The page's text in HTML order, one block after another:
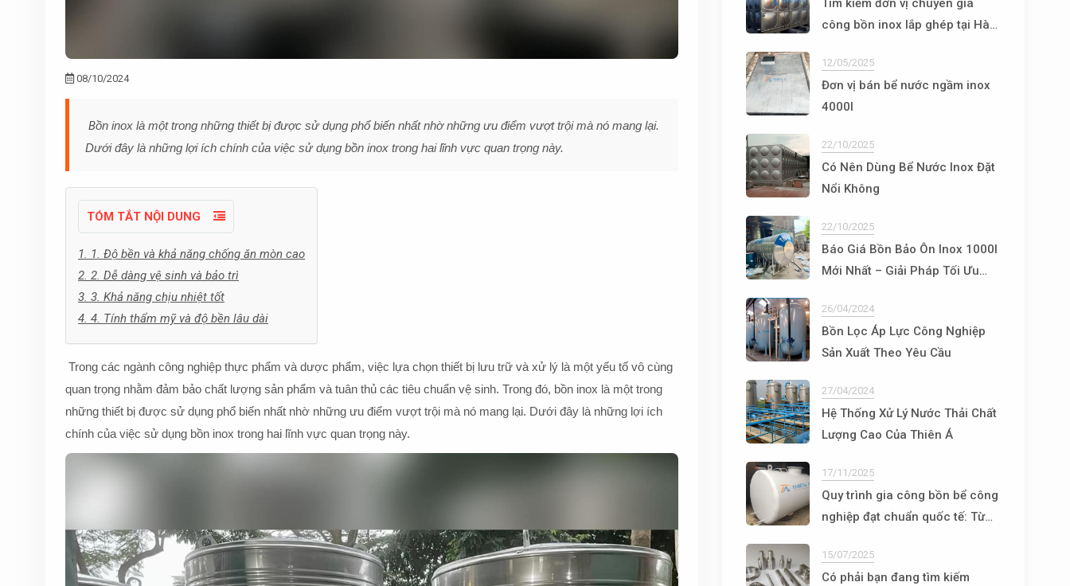
08/10/2024
Bồn inox là một trong những thiết bị được sử dụng phổ biến nhất nhờ những ưu điểm vượt trội mà nó mang lại.
Dưới đây là những lợi ích chính của việc sử dụng bồn inox trong hai lĩnh vực quan trọng này.
TÓM TẮT NỘI DUNG
1. 1. Độ bền và khả năng chống ăn mòn cao
2. 2. Dễ dàng vệ sinh và bảo trì
3. 3. Khả năng chịu nhiệt tốt
4. 4. Tính thẩm mỹ và độ bền lâu dài
Trong các ngành công nghiệp thực phẩm và dược phẩm, việc lựa chọn thiết bị lưu trữ và xử lý là một yếu tố vô cùng
quan trọng nhằm đảm bảo chất lượng sản phẩm và tuân thủ các tiêu chuẩn vệ sinh. Trong đó, bồn inox là một trong
những thiết bị được sử dụng phổ biến nhất nhờ những ưu điểm vượt trội mà nó mang lại. Dưới đây là những lợi ích
chính của việc sử dụng bồn inox trong hai lĩnh vực quan trọng này.
Tìm kiếm đơn vị chuyên gia
công bồn inox lắp ghép tại Hà
12/05/2025
Đơn vị bán bể nước ngầm inox
4000l
22/10/2025
Có Nên Dùng Bể Nước Inox Đặt
Nổi Không
22/10/2025
Báo Giá Bồn Bảo Ôn Inox 1000l
Mới Nhất – Giải Pháp Tối Ưu
26/04/2024
Bồn Lọc Áp Lực Công Nghiệp
Sản Xuất Theo Yêu Cầu
27/04/2024
Hệ Thống Xử Lý Nước Thải Chất
Lượng Cao Của Thiên Á
17/11/2025
Quy trình gia công bồn bể công
nghiệp đạt chuẩn quốc tế: Từ
15/07/2025
Có phải bạn đang tìm kiếm